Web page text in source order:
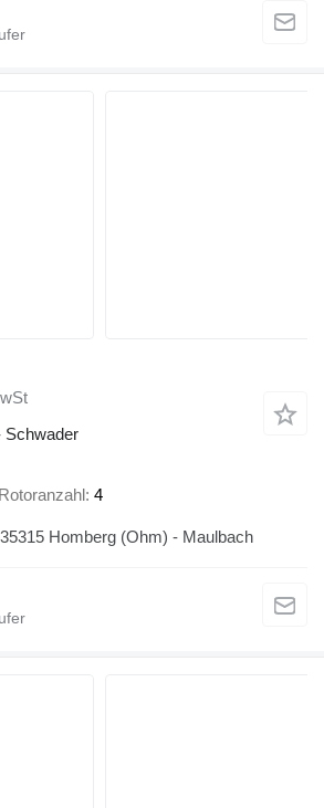
Schwader
Rotoranzahl 4
Homberg (Ohm) - Maulbach